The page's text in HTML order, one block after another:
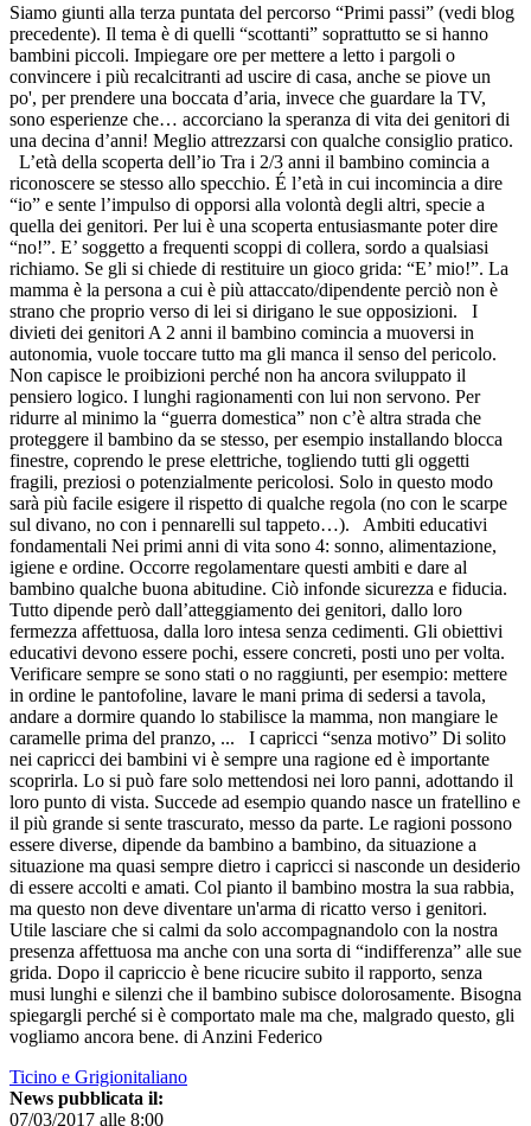
Siamo giunti alla terza puntata del percorso “Primi passi” (vedi blog
precedente). Il tema è di quelli “scottanti” soprattutto se si hanno
bambini piccoli. Impiegare ore per mettere a letto i pargoli o
convincere i più recalcitranti ad uscire di casa, anche se piove un
po', per prendere una boccata d’aria, invece che guardare la TV,
sono esperienze che… accorciano la speranza di vita dei genitori di
una decina d’anni! Meglio attrezzarsi con qualche consiglio pratico.
L’età della scoperta dell’io Tra i 2/3 anni il bambino comincia a
riconoscere se stesso allo specchio. É l’età in cui incomincia a dire
“io” e sente l’impulso di opporsi alla volontà degli altri, specie a
quella dei genitori. Per lui è una scoperta entusiasmante poter dire
“no!”. E’ soggetto a frequenti scoppi di collera, sordo a qualsiasi
richiamo. Se gli si chiede di restituire un gioco grida: “E’ mio!”. La
mamma è la persona a cui è più attaccato/dipendente perciò non è
strano che proprio verso di lei si dirigano le sue opposizioni. I
divieti dei genitori A 2 anni il bambino comincia a muoversi in
autonomia, vuole toccare tutto ma gli manca il senso del pericolo.
Non capisce le proibizioni perché non ha ancora sviluppato il
pensiero logico. I lunghi ragionamenti con lui non servono. Per
ridurre al minimo la “guerra domestica” non c’è altra strada che
proteggere il bambino da se stesso, per esempio installando blocca
finestre, coprendo le prese elettriche, togliendo tutti gli oggetti
fragili, preziosi o potenzialmente pericolosi. Solo in questo modo
sarà più facile esigere il rispetto di qualche regola (no con le scarpe
sul divano, no con i pennarelli sul tappeto…). Ambiti educativi
fondamentali Nei primi anni di vita sono 4: sonno, alimentazione,
igiene e ordine. Occorre regolamentare questi ambiti e dare al
bambino qualche buona abitudine. Ciò infonde sicurezza e fiducia.
Tutto dipende però dall’atteggiamento dei genitori, dallo loro
fermezza affettuosa, dalla loro intesa senza cedimenti. Gli obiettivi
educativi devono essere pochi, essere concreti, posti uno per volta.
Verificare sempre se sono stati o no raggiunti, per esempio: mettere
in ordine le pantofoline, lavare le mani prima di sedersi a tavola,
andare a dormire quando lo stabilisce la mamma, non mangiare le
caramelle prima del pranzo, ... I capricci “senza motivo” Di solito
nei capricci dei bambini vi è sempre una ragione ed è importante
scoprirla. Lo si può fare solo mettendosi nei loro panni, adottando il
loro punto di vista. Succede ad esempio quando nasce un fratellino e
il più grande si sente trascurato, messo da parte. Le ragioni possono
essere diverse, dipende da bambino a bambino, da situazione a
situazione ma quasi sempre dietro i capricci si nasconde un desiderio
di essere accolti e amati. Col pianto il bambino mostra la sua rabbia,
ma questo non deve diventare un'arma di ricatto verso i genitori.
Utile lasciare che si calmi da solo accompagnandolo con la nostra
presenza affettuosa ma anche con una sorta di “indifferenza” alle sue
grida. Dopo il capriccio è bene ricucire subito il rapporto, senza
musi lunghi e silenzi che il bambino subisce dolorosamente. Bisogna
spiegargli perché si è comportato male ma che, malgrado questo, gli
vogliamo ancora bene. di Anzini Federico
Ticino e Grigionitaliano
News pubblicata il:
07/03/2017 alle 8:00